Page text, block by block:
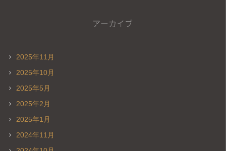
アーカイブ
2025年11月
2025年10月
2025年5月
2025年2月
2025年1月
2024年11月